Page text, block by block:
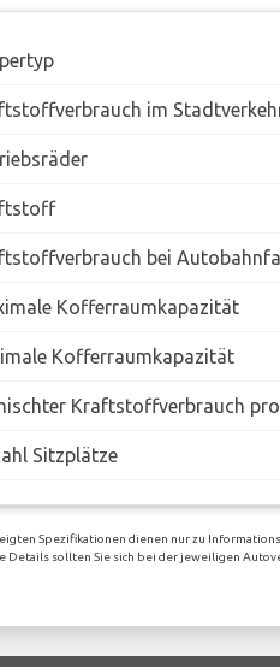
im
bei
Kofferraumkapazität
Kofferraumkapazität
Kraftstoffverbrauch
Sitzplätze
Spezifikationen dienen nur zu
Details sollten Sie sich bei der jeweiligen